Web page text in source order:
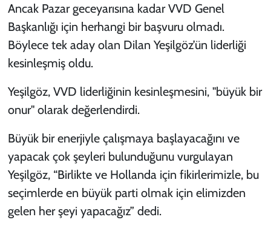
Ancak Pazar geceyarısına kadar VVD Genel
Başkanlığı için herhangi bir başvuru olmadı.
Böylece tek aday olan Dilan Yeşilgöz’ün liderliği
kesinleşmiş oldu.
Yeşilgöz, VVD liderliğinin kesinleşmesini, "büyük bir
onur" olarak değerlendirdi.
Büyük bir enerjiyle çalışmaya başlayacağını ve
yapacak çok şeyleri bulunduğunu vurgulayan
Yeşilgöz, “Birlikte ve Hollanda için fikirlerimizle, bu
seçimlerde en büyük parti olmak için elimizden
gelen her şeyi yapacağız” dedi.